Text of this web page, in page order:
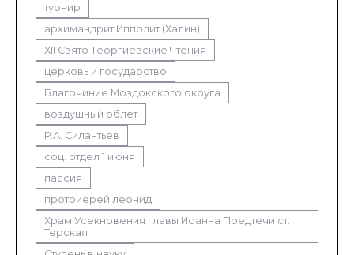
турнир
архимандрит Ипполит (Халин)
XII Свято-Георгиевские Чтения
церковь и государство
Благочиние Моздокского округа
воздушный облет
Р.А. Силантьев
соц. отдел 1 июня
пассия
протоиерей леонид
Храм Усекновения главы Иоанна Предтечи ст.
Терская